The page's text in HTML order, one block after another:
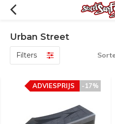
Urban Street
Filters
-17%
ADVIESPRIJS